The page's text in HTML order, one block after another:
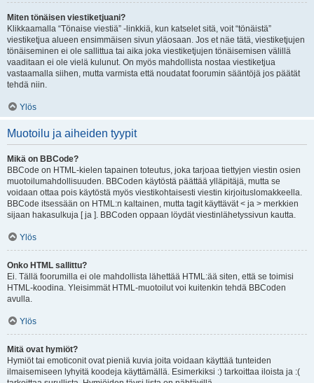
Miten tönäisen viestiketjuani?
Klikkaamalla “Tönaise viestiä” -linkkiä, kun katselet sitä, voit “tönäistä”
viestiketjua alueen ensimmäisen sivun yläosaan. Jos et näe tätä, viestiketjujen
tönäiseminen ei ole sallittua tai aika joka viestiketjujen tönäisemisen välillä
vaaditaan ei ole vielä kulunut. On myös mahdollista nostaa viestiketjua
vastaamalla siihen, mutta varmista että noudatat foorumin sääntöjä jos päätät
tehdä niin.
Ylös
Muotoilu ja aiheiden tyypit
Mikä on BBCode?
BBCode on HTML-kielen tapainen toteutus, joka tarjoaa tiettyjen viestin osien
muotoilumahdollisuuden. BBCoden käytöstä päättää ylläpitäjä, mutta se
voidaan ottaa pois käytöstä myös viestikohtaisesti viestin kirjoituslomakkeella.
BBCode itsessään on HTML:n kaltainen, mutta tagit käyttävät < ja > merkkien
sijaan hakasulkuja [ ja ]. BBCoden oppaan löydät viestinlähetyssivun kautta.
Ylös
Onko HTML sallittu?
Ei. Tällä foorumilla ei ole mahdollista lähettää HTML:ää siten, että se toimisi
HTML-koodina. Yleisimmät HTML-muotoilut voi kuitenkin tehdä BBCoden
avulla.
Ylös
Mitä ovat hymiöt?
Hymiöt tai emoticonit ovat pieniä kuvia joita voidaan käyttää tunteiden
ilmaisemiseen lyhyitä koodeja käyttämällä. Esimerkiksi :) tarkoittaa iloista ja :(